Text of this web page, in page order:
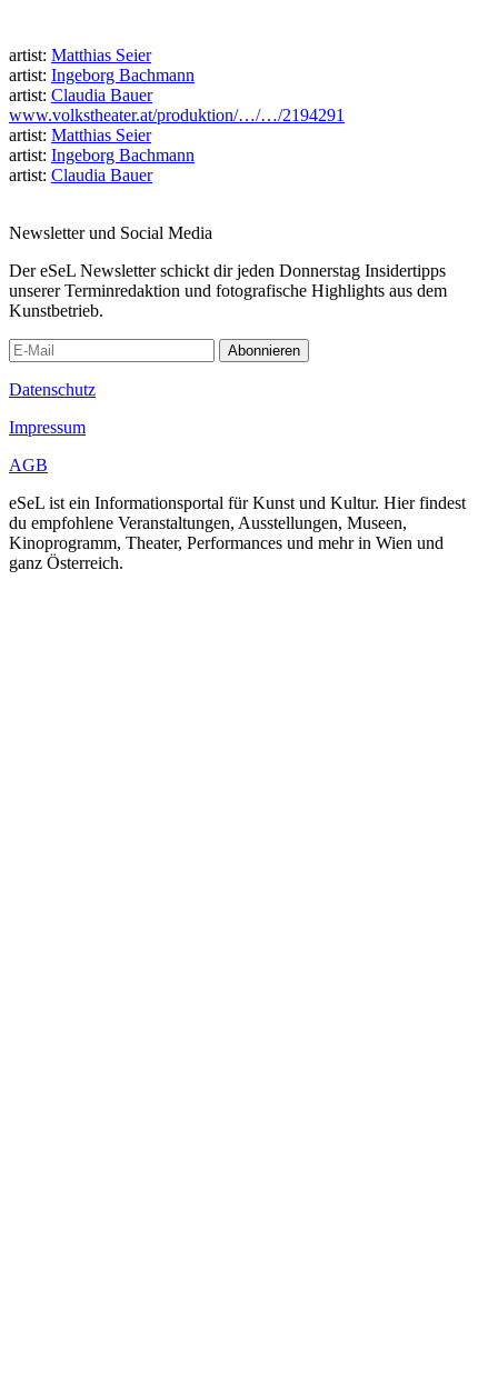
artist: Matthias Seier
artist: Ingeborg Bachmann
artist: Claudia Bauer
www.volkstheater.at/produktion/…/…/2194291
artist: Matthias Seier
artist: Ingeborg Bachmann
artist: Claudia Bauer
Newsletter und Social Media
Der eSeL Newsletter schickt dir jeden Donnerstag Insidertipps
unserer Terminredaktion und fotografische Highlights aus dem
Kunstbetrieb.
Abonnieren
Datenschutz
Impressum
AGB
eSeL ist ein Informationsportal für Kunst und Kultur. Hier findest
du empfohlene Veranstaltungen, Ausstellungen, Museen,
Kinoprogramm, Theater, Performances und mehr in Wien und
ganz Österreich.